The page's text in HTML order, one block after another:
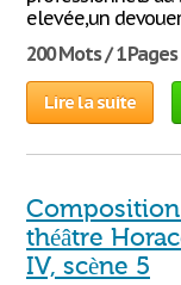
elevée,un
200 Mots / 1 Pages
Lire la suite
Composition
théâtre
IV, scène 5